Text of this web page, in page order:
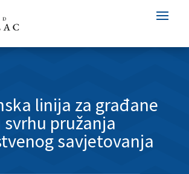
linija za građane
svrhu pružanja
savjetovanja